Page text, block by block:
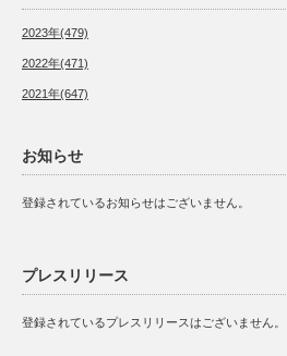
2023年(479)
2022年(471)
2021年(647)
お知らせ
登録されているお知らせはございません。
プレスリリース
登録されているプレスリリースはございません。